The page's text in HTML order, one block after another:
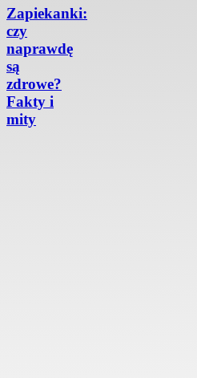
Zapiekanki:
czy
naprawdę
są
zdrowe?
Fakty i
mity